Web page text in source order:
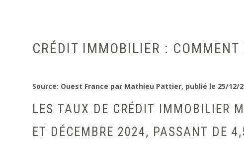
CRÉDIT IMMOBILIER :
Source: Ouest France par Mathieu Pattier, publié le 25/12/
LES TAUX DE CRÉDIT IMMOBILIER
ET DÉCEMBRE 2024, PASSANT DE